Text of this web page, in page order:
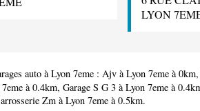
LYON
auto à Lyon 7eme : Ajv à Lyon 7eme à 0km,
à 0.4km, Garage S G 3 à Lyon 7eme à
Zm à Lyon 7eme à 0.5km.